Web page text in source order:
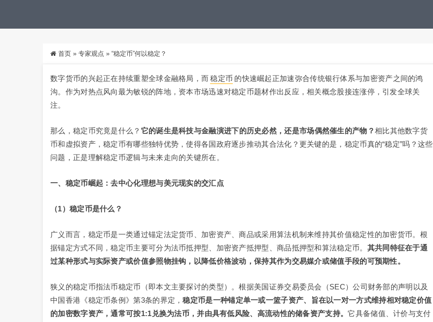
首页 » 专家观点 » “稳定币”何以稳定？
数字货币的兴起正在持续重塑全球金融格局，而稳定币 的快速崛起正加速弥合传统银行体系与加密资产之间的鸿
沟。作为对热点风向最为敏锐的阵地，资本市场迅速对稳定币题材作出反应，相关概念股接连涨停，引发全球关
注。
那么，稳定币究竟是什么？ 它的诞生是科技与金融演进下的历史必然，还是市场偶然催生的产物？相比其他数字货
币和虚拟资产，稳定币有哪些独特优势，使得各国政府逐步推动其合法化？更关键的是，稳定币真的“稳定”吗？这些
问题，正是理解稳定币逻辑与未来走向的关键所在。
一、稳定币崛起：去中心化理想与美元现实的交汇点
（1）稳定币是什么？
广义而言，稳定币是一类通过锚定法定货币、加密资产、商品或采用算法机制来维持其价值稳定性的加密货币。根
据锚定方式不同，稳定币主要可分为法币抵押型、加密资产抵押型、商品抵押型和算法稳定币。 其共同特征在于通
过某种形式与实际资产或价值参照物挂钩，以降低价格波动，保持其作为交易媒介或储值手段的可预期性。
狭义的稳定币指法币稳定币（即本文主要探讨的类型）。根据美国证券交易委员会（SEC）公司财务部的声明以及
中国香港《稳定币条例》第3条的界定，稳定币是一种锚定单一或一篮子资产、旨在以一对一方式维持相对稳定价值
的加密数字资产，通常可按1:1兑换为法币，并由具有低风险、高流动性的储备资产支持。它具备储值、计价与支付